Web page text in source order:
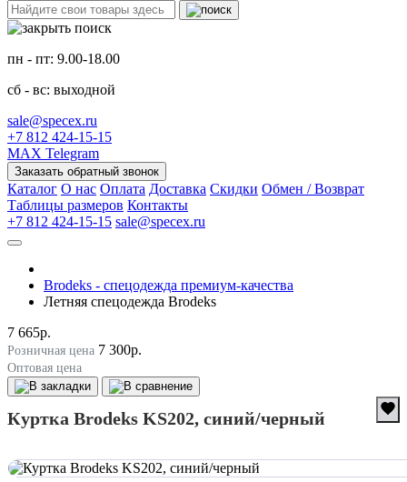
пн - пт: 9.00-18.00
сб - вс: выходной
sale@specex.ru
+7 812 424-15-15
MAX Telegram
Заказать обратный звонок
Каталог О нас Оплата Доставка Скидки Обмен / Возврат
Таблицы размеров Контакты
+7 812 424-15-15 sale@specex.ru
Brodeks - спецодежда премиум-качества
Летняя спецодежда Brodeks
7 665р.
Розничная цена 7 300р.
Оптовая цена
Куртка Brodeks KS202, синий/черный